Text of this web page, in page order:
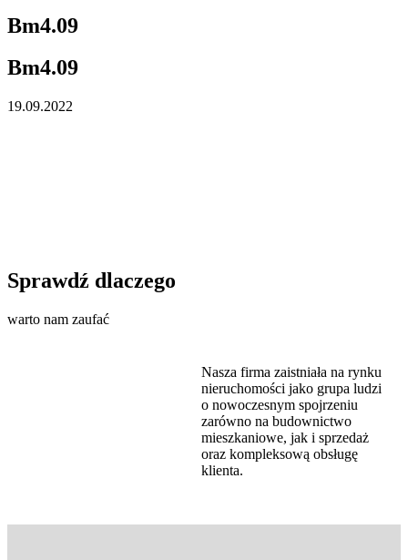
Bm4.09
Bm4.09
19.09.2022
Sprawdź dlaczego
warto nam zaufać
Nasza firma zaistniała na rynku
nieruchomości jako grupa ludzi
o nowoczesnym spojrzeniu
zarówno na budownictwo
mieszkaniowe, jak i sprzedaż
oraz kompleksową obsługę
klienta.